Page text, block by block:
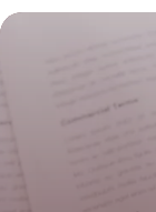
4 juin 2026